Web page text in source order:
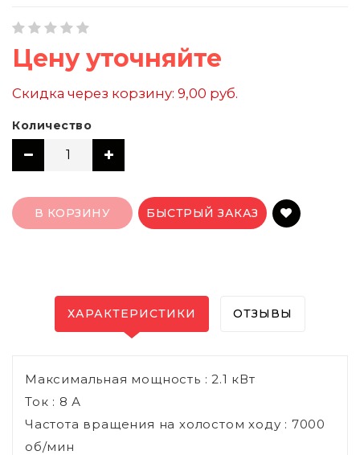
Цену уточняйте
Скидка через корзину: 9,00 руб.
Количество
В КОРЗИНУ БЫСТРЫЙ ЗАКАЗ
ХАРАКТЕРИСТИКИ ОТЗЫВЫ
Максимальная мощность : 2.1 кВт
Ток : 8 А
Частота вращения на холостом ходу : 7000
об/мин